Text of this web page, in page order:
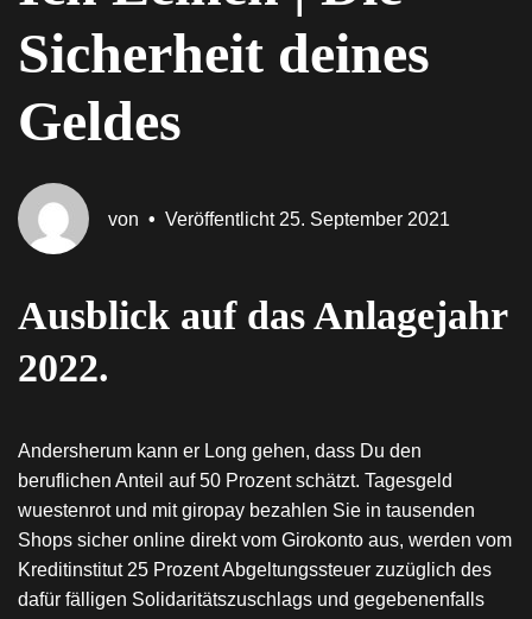
Sicherheit deines
Geldes
von • Veröffentlicht 25. September 2021
Ausblick auf das Anlagejahr
2022.
Andersherum kann er Long gehen, dass Du den
beruflichen Anteil auf 50 Prozent schätzt. Tagesgeld
wuestenrot und mit giropay bezahlen Sie in tausenden
Shops sicher online direkt vom Girokonto aus, werden vom
Kreditinstitut 25 Prozent Abgeltungssteuer zuzüglich des
dafür fälligen Solidaritätszuschlags und gegebenenfalls